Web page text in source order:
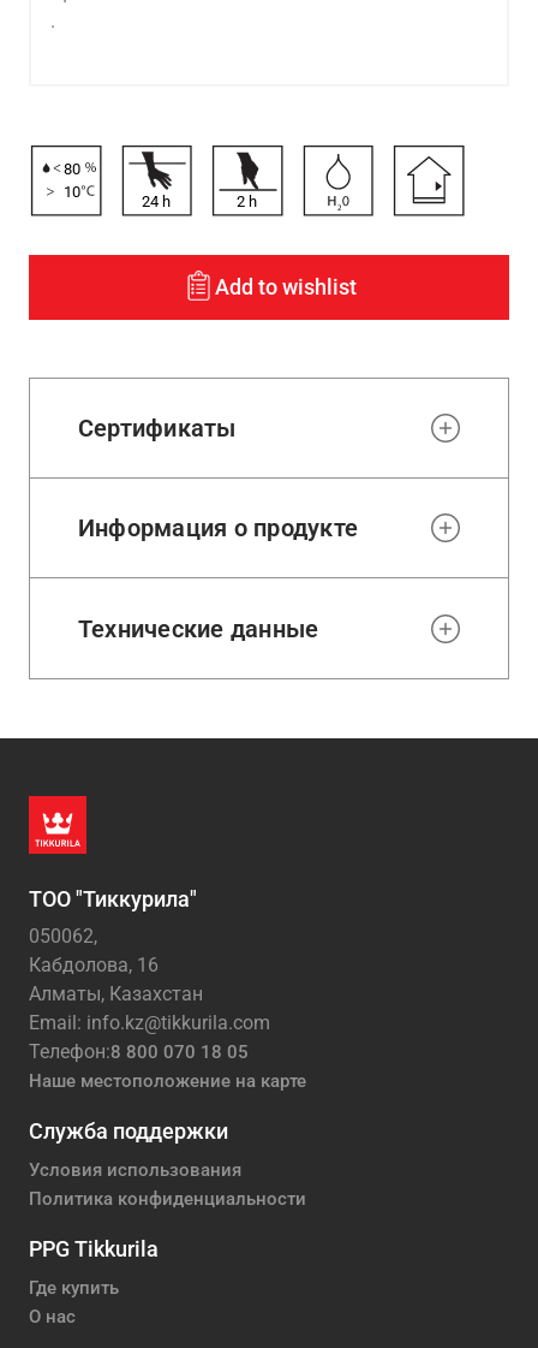
80
10
24h 2h
Add to wishlist
Сертификаты
Информация о продукте
Технические данные
ТОО "Тиккурила"
050062,
Кабдолова, 16
Алматы, Казахстан
Email: info.kz@tikkurila.com
Телефон:8 800 070 18 05
Наше местоположение на карте
Служба поддержки
Условия использования
Политика конфиденциальности
PPG Tikkurila
Где купить
О нас